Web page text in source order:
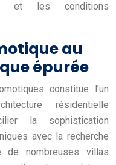
et les conditions
au
épurée
constitue l’un
résidentielle
la sophistication
avec la recherche
de nombreuses villas